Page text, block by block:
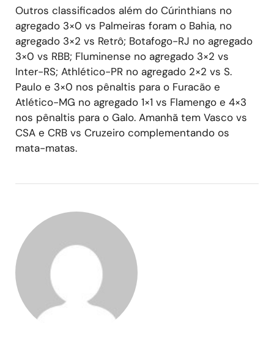
Outros classificados além do Cúrinthians no
agregado 3×0 vs Palmeiras foram o Bahia, no
agregado 3×2 vs Retrô; Botafogo-RJ no agregado
3×0 vs RBB; Fluminense no agregado 3×2 vs
Inter-RS; Athlético-PR no agregado 2×2 vs S.
Paulo e 3×0 nos pênaltis para o Furacão e
Atlético-MG no agregado 1×1 vs Flamengo e 4×3
nos pênaltis para o Galo. Amanhã tem Vasco vs
CSA e CRB vs Cruzeiro complementando os
mata-matas.